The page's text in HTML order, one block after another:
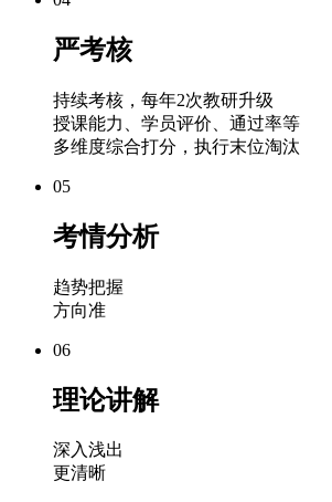
严考核
持续考核，每年2次教研升级
授课能力、学员评价、通过率等
多维度综合打分，执行末位淘汰
05
考情分析
趋势把握
方向准
06
理论讲解
深入浅出
更清晰